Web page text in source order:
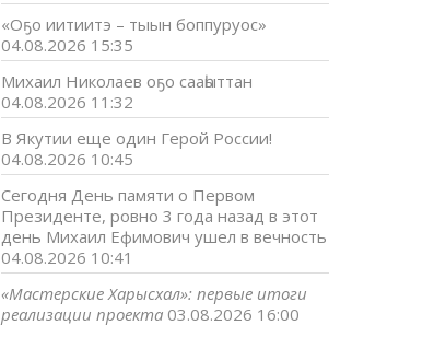
«Оҕо иитиитэ – тыын боппуруос»
04.08.2026 15:35
Михаил Николаев оҕо сааһыттан
04.08.2026 11:32
В Якутии еще один Герой России!
04.08.2026 10:45
Сегодня День памяти о Первом
Президенте, ровно 3 года назад в этот
день Михаил Ефимович ушел в вечность
04.08.2026 10:41
«Мастерские Харысхал»: первые итоги
реализации проекта 03.08.2026 16:00